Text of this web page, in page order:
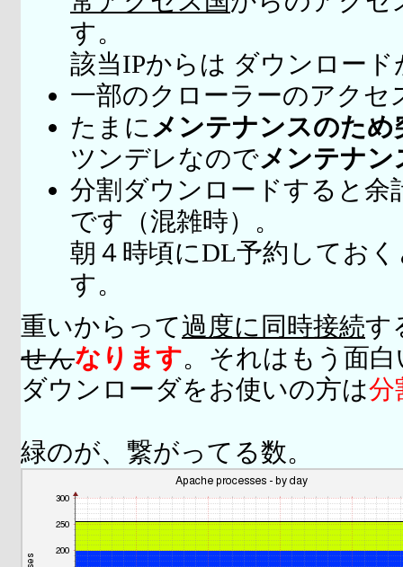
す。
該当IPからは ダウンロー
一部のクローラーのアクセ
たまに メンテナンスのため
ツンデレなのでメンテナ
分割ダウンロードすると余
です（混雑時）。
朝４時頃にDL予約してお
す。
重いからって過度に同時接続す
せんなります。それはもう面
ダウンローダをお使いの方は分
緑のが、繋がってる数。